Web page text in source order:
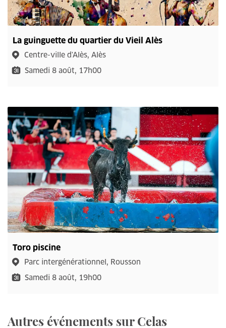
La guinguette du quartier du Vieil Alès
Centre-ville d'Alès, Alès
Samedi 8 août, 17h00
Toro piscine
Parc intergénérationnel, Rousson
Samedi 8 août, 19h00
Autres événements sur Celas